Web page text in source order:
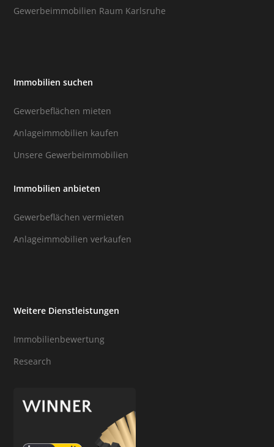
Gewerbeimmobilien Raum Karlsruhe
Immobilien suchen
Gewerbeflächen mieten
Anlageimmobilien kaufen
Unsere Gewerbeimmobilien
Immobilien anbieten
Gewerbeflächen vermieten
Anlageimmobilien verkaufen
Weitere Dienstleistungen
Immobilienbewertung
Research